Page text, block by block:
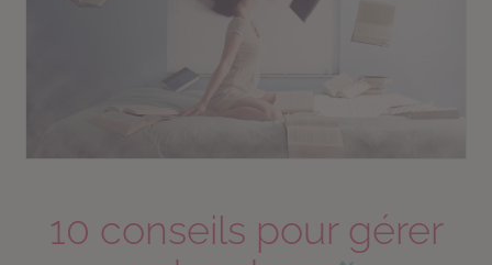
10 conseils pour gérer